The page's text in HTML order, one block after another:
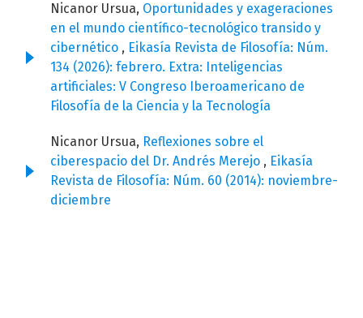
Nicanor Ursua, Oportunidades y exageraciones
en el mundo científico-tecnológico transido y
cibernético , Eikasía Revista de Filosofía: Núm.
134 (2026): febrero. Extra: Inteligencias
artificiales: V Congreso Iberoamericano de
Filosofía de la Ciencia y la Tecnología
Nicanor Ursua, Reflexiones sobre el
ciberespacio del Dr. Andrés Merejo , Eikasía
Revista de Filosofía: Núm. 60 (2014): noviembre-
diciembre